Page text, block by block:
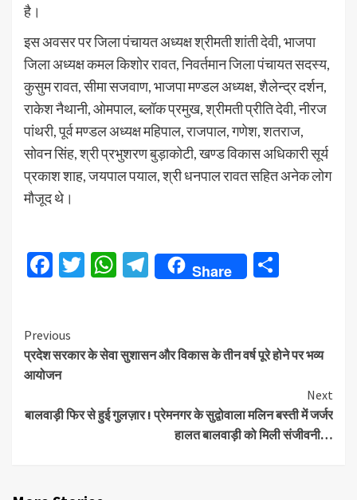
है।
इस अवसर पर जिला पंचायत अध्यक्ष श्रीमती शांती देवी, भाजपा
जिला अध्यक्ष कमल किशोर रावत, निवर्तमान जिला पंचायत सदस्य,
कुसुम रावत, सीमा सजवाण, भाजपा मण्डल अध्यक्ष, शैलेन्द्र दर्शन,
राकेश नैथानी, ओमपाल, ब्लॉक प्रमुख, श्रीमती प्रीति देवी, नीरज
पांथरी, पूर्व मण्डल अध्यक्ष महिपाल, राजपाल, गणेश, शतराज,
सोवन सिंह, श्री प्रभुशरण बुड़ाकोटी, खण्ड विकास अधिकारी सूर्य
प्रकाश शाह, जयपाल पयाल, श्री धनपाल रावत सहित अनेक लोग
मौजूद थे।
Facebook
TwitterWhatsApp
Telegram
Share
Continue
Reading
Previous
प्रदेश सरकार के सेवा सुशासन और विकास के तीन वर्ष पूरे होने पर भव्य
आयोजन
Next
बालवाड़ी फिर से हुई गुलज़ार ! प्रेमनगर के सुद्वोवाला मलिन बस्ती में जर्जर
हालत बालवाड़ी को मिली संजीवनी…